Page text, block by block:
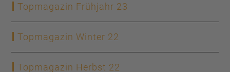
Topmagazin Frühjahr 23
Topmagazin Winter 22
Topmagazin Herbst 22